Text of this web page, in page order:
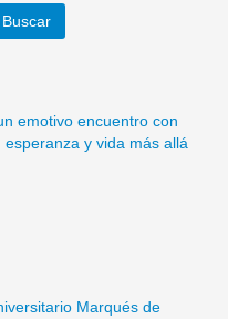
Buscar
emotivo encuentro con
y vida más allá
Marqués de